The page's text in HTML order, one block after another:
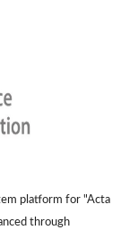
platform for "Acta
through